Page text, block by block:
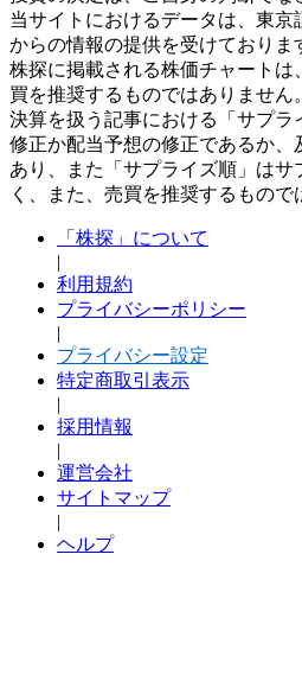
当サイトにおけるデータは、東京
からの情報の提供を受けておりま
株探に掲載される株価チャート
買を推奨するものではありません。
決算を扱う記事における「サプ
修正か配当予想の修正であるか
あり、また「サプライズ順」は
く、また、売買を推奨するもので
「株探」について
|
利用規約
プライバシーポリシー
|
プライバシー設定
特定商取引表示
|
採用情報
|
運営会社
サイトマップ
|
ヘルプ